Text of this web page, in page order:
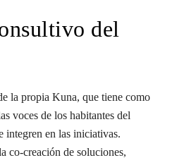
del
la propia Kuna, que tiene como
voces de los habitantes del
integren en las iniciativas.
co-creación de soluciones,